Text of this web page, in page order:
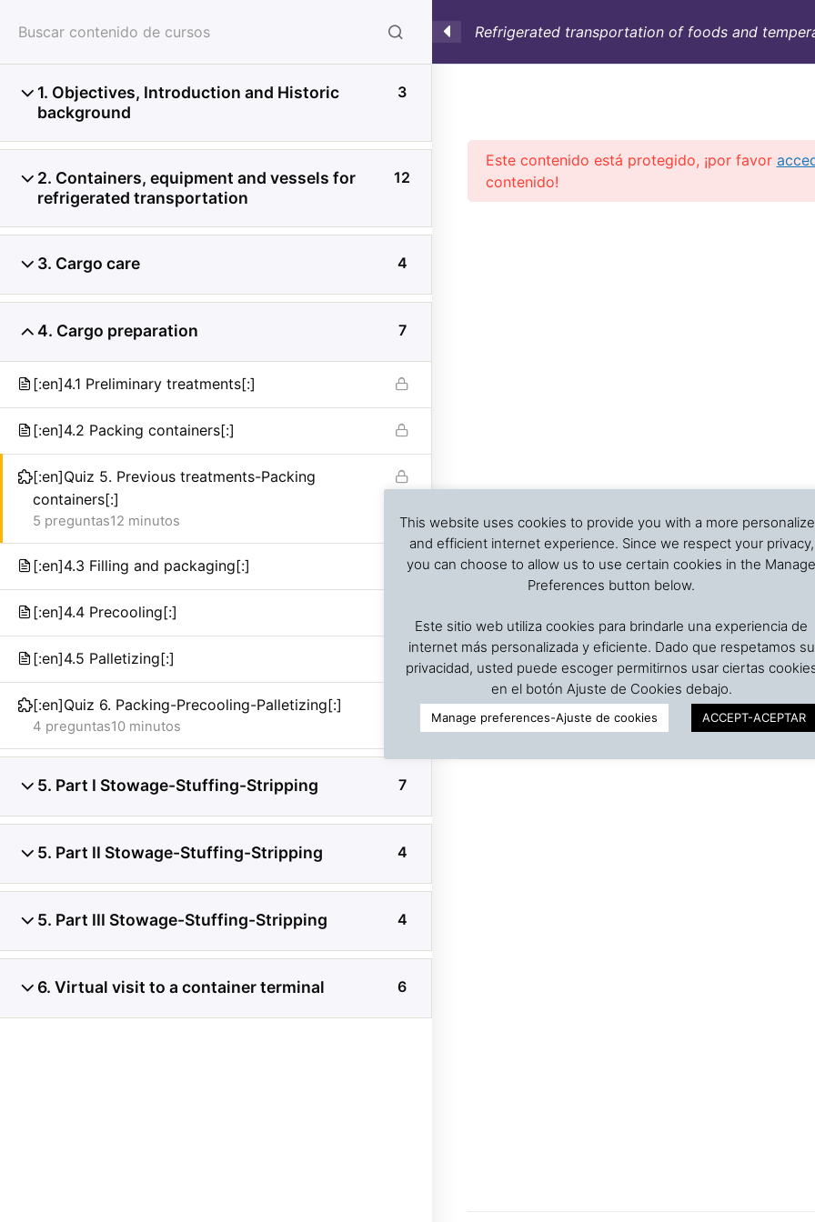
HOME CONSULTORÍA CONTAINERS NOSOTROS INFO-
Análisis de problemas asociados al transporte de
alimentos frescos, procesados y productos
sensibles a la temperatura
Refrigerated transportation of foods and
1. Objectives, Introduction and Historic
background
3
2. Containers, equipment and vessels for
refrigerated transportation
12
3. Cargo care 4
4. Cargo preparation 7
[:en]4.1 Preliminary treatments[:]
[:en]4.2 Packing containers[:]
[:en]Quiz 5. Previous treatments-Packing
containers[:]
12 minutos
5 preguntas
[:en]4.3 Filling and packaging[:]
[:en]4.4 Precooling[:]
[:en]4.5 Palletizing[:]
[:en]Quiz 6. Packing-Precooling-Palletizing[:]
10 minutos
4 preguntas
5. Part I Stowage-Stuffing-Stripping 7
5. Part II Stowage-Stuffing-Stripping 4
5. Part III Stowage-Stuffing-Stripping 4
6. Virtual visit to a container terminal 6
Este contenido está protegido, ¡por favor
contenido!
This website uses cookies to provide you with a more
and efficient internet experience. Since we respect your privacy,
you can choose to allow us to use certain cookies in the Manage
Preferences button below.
Este sitio web utiliza cookies para brindarle una experiencia de
internet más personalizada y eficiente. Dado que respetamos su
privacidad, usted puede escoger permitirnos usar ciertas
en el botón Ajuste de Cookies debajo.
Manage preferences-Ajuste de cookies ACCEPT-ACEPTAR